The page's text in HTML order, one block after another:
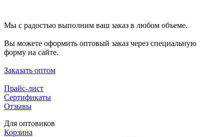
Мы с радостью выполним ваш заказ в любом объеме.
Вы можете оформить оптовый заказ через специальную
форму на сайте.
Заказать оптом
Прайс-лист
Сертификаты
Отзывы
Для оптовиков
Корзина